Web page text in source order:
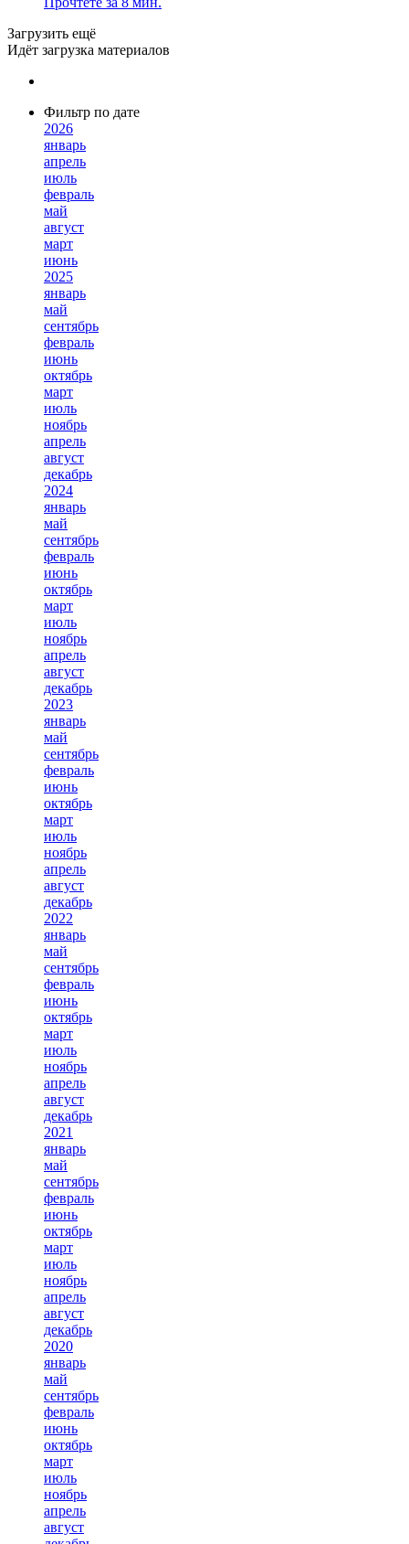
Загрузить ещё
Идёт загрузка материалов
Фильтр по дате
2026
январь
апрель
июль
февраль
май
август
март
июнь
2025
январь
май
сентябрь
февраль
июнь
октябрь
март
июль
ноябрь
апрель
август
декабрь
2024
январь
май
сентябрь
февраль
июнь
октябрь
март
июль
ноябрь
апрель
август
декабрь
2023
январь
май
сентябрь
февраль
июнь
октябрь
март
июль
ноябрь
апрель
август
декабрь
2022
январь
май
сентябрь
февраль
июнь
октябрь
март
июль
ноябрь
апрель
август
декабрь
2021
январь
май
сентябрь
февраль
июнь
октябрь
март
июль
ноябрь
апрель
август
декабрь
2020
январь
май
сентябрь
февраль
июнь
октябрь
март
июль
ноябрь
апрель
август